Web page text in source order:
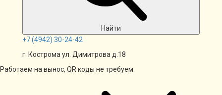
Найти
+7(4942) 30-24-42
г. Кострома ул. Димитрова д.18
Работаем на вынос, QR коды не требуем.